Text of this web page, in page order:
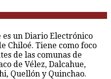
es un Diario Electrónico
Chiloé. Tiene como foco
de las comunas de
de Vélez, Dalcahue,
Quellón y Quinchao.